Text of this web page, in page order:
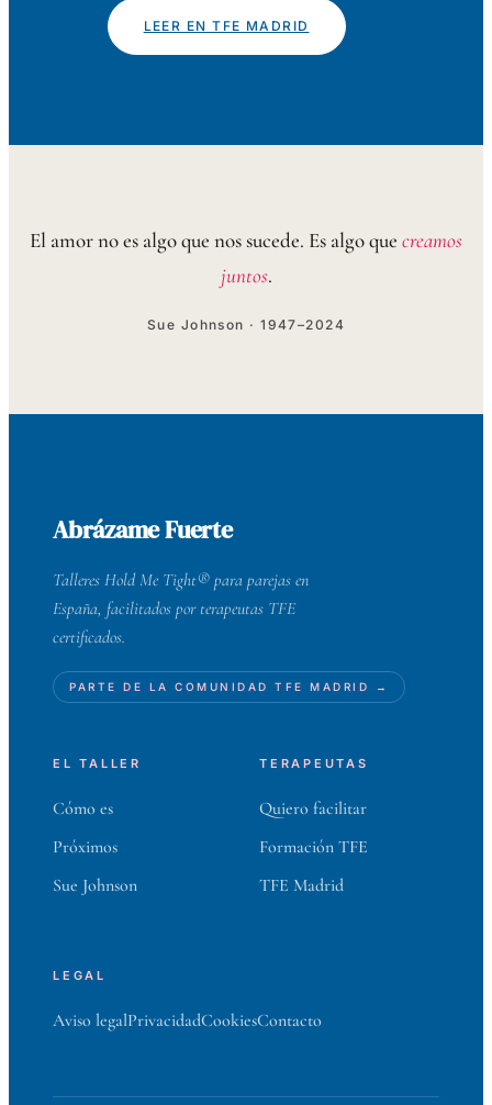
LEER EN TFE MADRID
El amor no es algo que nos sucede. Es algo que creamos
juntos.
Sue Johnson · 1947–2024
Abrázame Fuerte
Talleres Hold Me Tight® para parejas en
España, facilitados por terapeutas TFE
certificados.
PARTE DE LA COMUNIDAD TFE MADRID →
EL TALLER
Cómo es
Próximos
Sue Johnson
TERAPEUTAS
Quiero facilitar
Formación TFE
TFE Madrid
LEGAL
Aviso legalPrivacidadCookiesContacto